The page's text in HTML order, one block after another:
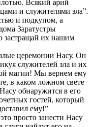
Всякий арий
и служителями зла”.
и подкупом, а
Заратустры
застращай их нашим
злые церемонии Насу. Он
служителей зла и их
магии! Мы вернем ему
в каком ложном свете
обнаружится в его
гостей, который
ему!”
просто занести Насу